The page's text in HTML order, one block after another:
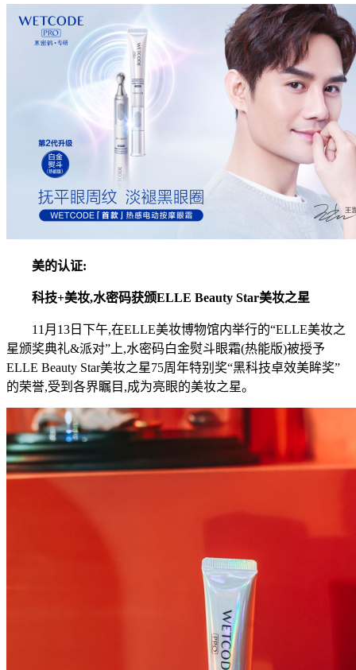
美的认证:
科技+美妆,水密码获颁ELLE Beauty Star美妆之星
11月13日下午,在ELLE美妆博物馆内举行的“ELLE美妆之
星颁奖典礼&派对”上,水密码白金熨斗眼霜(热能版)被授予
ELLE Beauty Star美妆之星75周年特别奖“黑科技卓效美眸奖”
的荣誉,受到各界瞩目,成为亮眼的美妆之星。